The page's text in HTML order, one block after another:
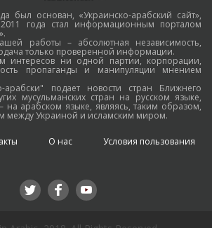
был основан, «Украинско-арабский сайт»,
года стал информационным порталом
работы – абсолютная независимость,
только проверенной информации.
интересов ни одной партии, корпорации,
пропаганды и манипуляции мнением
подает новости стран Ближнего
мусульманских стран на русском языке,
на арабском языке, являясь, таким образом,
между Украиной и исламским миром.
О нас Условия пользования